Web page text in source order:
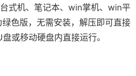
式机、笔记本、win掌机、win平
色版，无需安装，解压即可直接
或移动硬盘内直接运行。